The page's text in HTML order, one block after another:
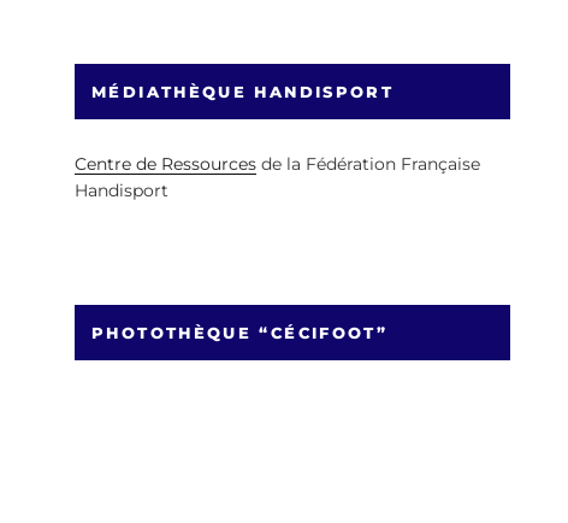
MÉDIATHÈQUE HANDISPORT
Centre de Ressources de la Fédération Française
Handisport
PHOTOTHÈQUE “CÉCIFOOT”